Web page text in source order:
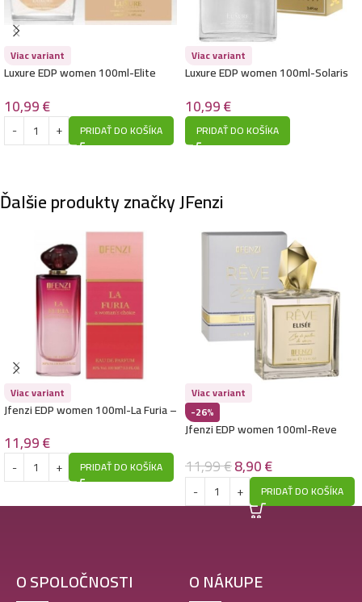
Viac variant
Luxure EDP women 100ml-Elite
P1031
10,99€
PRIDAŤ DO KOŠÍKA
Viac variant
Luxure EDP women 100ml-Solaris
Homme) – P1029
10,99€
PRIDAŤ DO KOŠÍKA
Ďalšie produkty značky JFenzi
Viac variant
Jfenzi EDP women 100ml-La Furia –
P204
11,99€
PRIDAŤ DO KOŠÍKA
-26%
Viac variant
Jfenzi EDP women 100ml-Reve
– P196
11,99€8,90€
PRIDAŤ DO KOŠÍKA
O SPOLOČNOSTI O NÁKUPE